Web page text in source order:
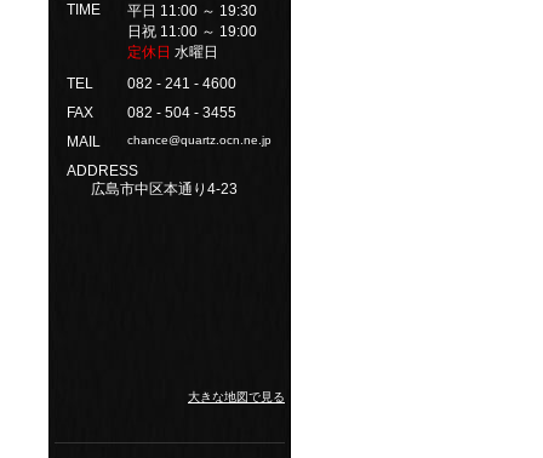
TIME
平日 11:00 ～ 19:30
日祝 11:00 ～ 19:00
定休日 水曜日
TEL
082 - 241 - 4600
FAX
082 - 504 - 3455
MAIL
chance@quartz.ocn.ne.jp
ADDRESS
広島市中区本通り4-23
大きな地図で見る